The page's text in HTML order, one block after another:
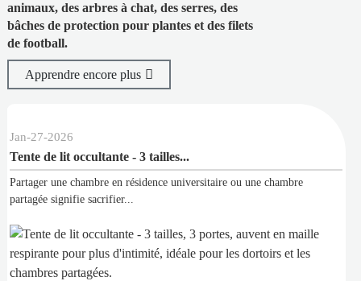
animaux, des arbres à chat, des serres, des
bâches de protection pour plantes et des filets
de football.
Apprendre encore plus
2026
lit occultante - 3 tailles...
une chambre en résidence universitaire ou une chambre
signifie sacrifier...